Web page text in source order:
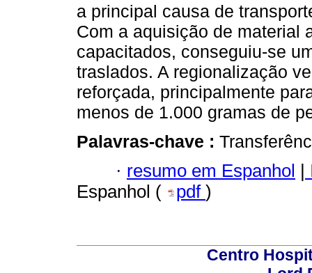
a principal causa de
Com a aquisição de material
capacitados, conseguiu-se
traslados. A regionalização
reforçada, principalmente
menos de 1.000 gramas de
Palavras-chave :
· resumo em Espanhol
Espanhol (
pdf )
Centro